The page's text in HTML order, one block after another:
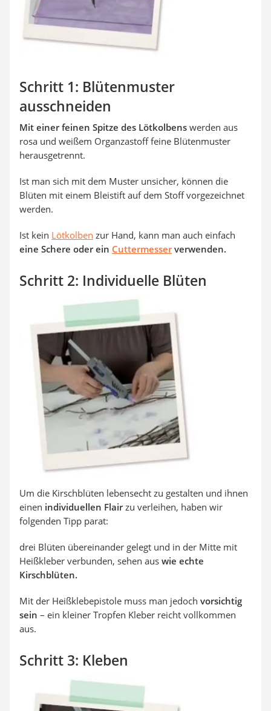
Schritt 1: Blütenmuster
ausschneiden
Mit einer feinen Spitze des Lötkolbens werden aus
rosa und weißem Organzastoff feine Blütenmuster
herausgetrennt.
Ist man sich mit dem Muster unsicher, können die
Blüten mit einem Bleistift auf dem Stoff vorgezeichnet
werden.
Ist kein Lötkolben zur Hand, kann man auch einfach
eine Schere oder ein Cuttermesserverwenden.
Schritt 2: Individuelle Blüten
Um die Kirschblüten lebensecht zu gestalten und ihnen
einen individuellen Flairzu verleihen, haben wir
folgenden Tipp parat:
drei Blüten übereinander gelegt und in der Mitte mit
Heißkleber verbunden, sehen aus wie echte
Kirschblüten.
Mit der Heißklebepistole muss man jedoch vorsichtig
sein – ein kleiner Tropfen Kleber reicht vollkommen
aus.
Schritt 3: Kleben